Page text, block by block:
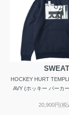
SWEAT
HOCKEY HURT
AVY (ホッキー パーカ
20,900円(税